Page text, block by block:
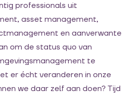
professionals uit
asset management,
en aanverwante
om de status quo van
te
er écht veranderen in onze
we daar zelf aan doen? Tijd